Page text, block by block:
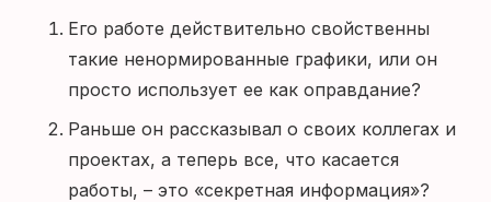
Его работе действительно свойственны
такие ненормированные графики, или он
просто использует ее как оправдание?
Раньше он рассказывал о своих коллегах и
проектах, а теперь все, что касается
работы, – это «секретная информация»?